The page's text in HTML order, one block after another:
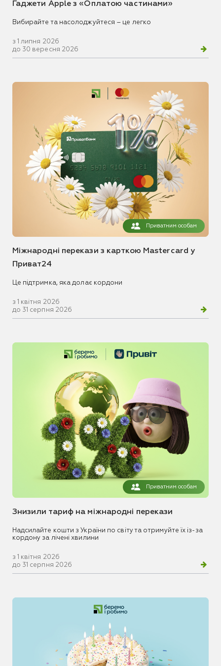
Гаджети Apple з «Оплатою частинами»
Вибирайте та насолоджуйтеся – це легко
з 1 липня 2026
до 30 вересня 2026
Приватним особам
Міжнародні перекази з карткою Mastercard у
Приват24
Це підтримка, яка долає кордони
з 1 квітня 2026
до 31 серпня 2026
Приватним особам
Знизили тариф на міжнародні перекази
Надсилайте кошти з України по світу та отримуйте їх із-за
кордону за лічені хвилини
з 1 квітня 2026
до 31 серпня 2026